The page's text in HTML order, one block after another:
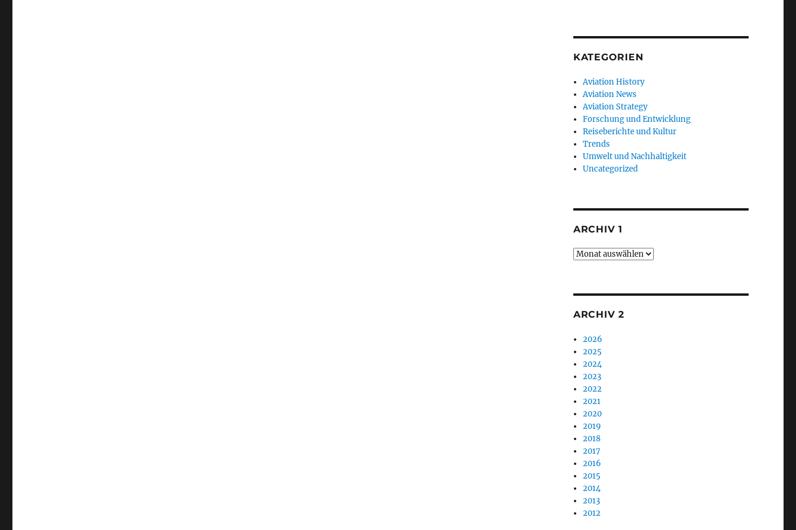
KATEGORIEN
Aviation History
Aviation News
Aviation Strategy
Forschung und Entwicklung
Reiseberichte und Kultur
Trends
Umwelt und Nachhaltigkeit
Uncategorized
ARCHIV 1
Archiv
ARCHIV 2
2026
2025
2024
2023
2022
2021
2020
2019
2018
2017
2016
2015
2014
2013
2012